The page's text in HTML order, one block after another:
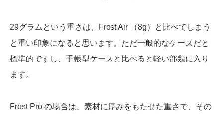
29グラムという重さは、Frost Air （8g）と比べてしまう
と重い印象になると思います。ただ一般的なケースだと
標準的ですし、手帳型ケースと比べると軽い部類に入り
ます。
Frost Pro の場合は、素材に厚みをもたせた重さで、その